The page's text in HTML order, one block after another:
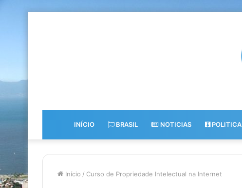
INÍCIO BRASIL NOTICIAS POLITICA
Início / Curso de Propriedade Intelectual na Internet